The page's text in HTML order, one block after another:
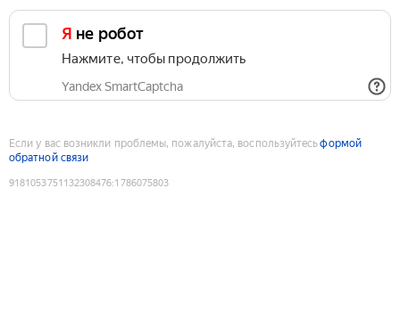
Я не робот
Нажмите, чтобы продолжить
Yandex SmartCaptcha
Если у вас возникли проблемы, пожалуйста, воспользуйтесьформой
обратной связи
9181053751132308476:1786075803